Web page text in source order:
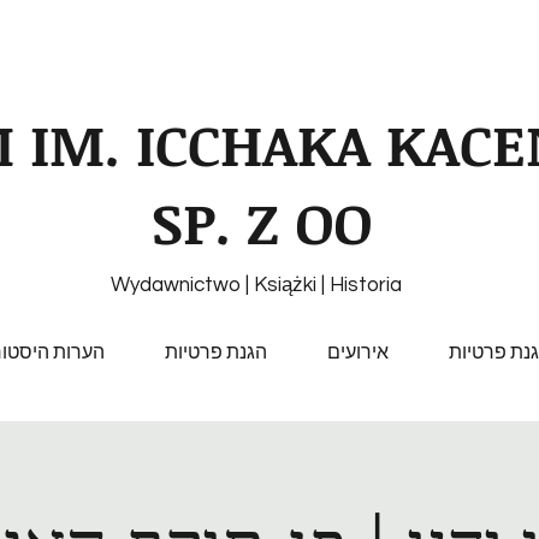
IM. ICCHAKA
SP. Z OO
הערות הגנת פרטיות אירועים פרטיות
Wydawnictwo | Książki | Historia